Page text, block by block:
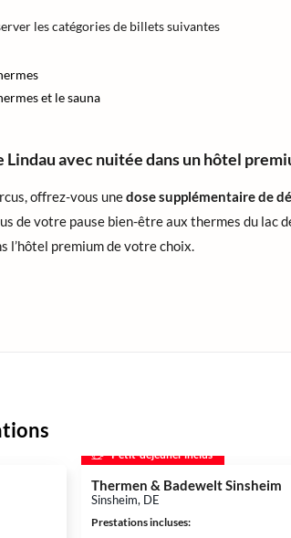
les catégories de billets suivantes
et le sauna
Lindau avec nuitée dans un hôtel
offrez-vous unedose supplémentaire de
de votre pause bien-être aux thermes du lac
l’hôtel premium de votre choix.
Petit-déjeuner inclus
Thermen & Badewelt Sinsheim
Sinsheim, DE
Prestations incluses: